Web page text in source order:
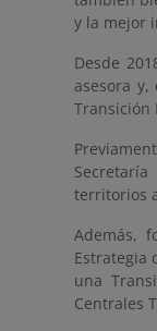
y la mejor
Desde
asesora
Transición
territorios
Además,
Estrategia
una
Centrales